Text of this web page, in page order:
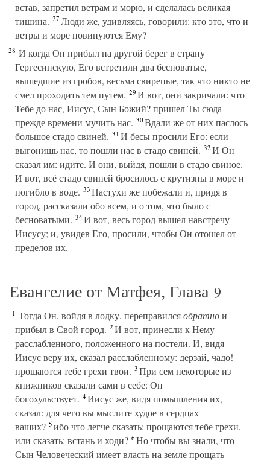
встав, запретил ветрам и морю, и сделалась великая
тишина. 27Люди же, удивляясь, говорили: кто это, что и
ветры и море повинуются Ему?
28 И когда Он прибыл на другой берег в страну
Гергесинскую, Его встретили два бесноватые,
вышедшие из гробов, весьма свирепые, так что никто не
смел проходить тем путем. 29И вот, они закричали: что
Тебе до нас, Иисус, Сын Божий? пришел Ты сюда
прежде времени мучить нас. 30Вдали же от них паслось
большое стадо свиней. 31И бесы просили Его: если
выгонишь нас, то пошли нас в стадо свиней. 32И Он
сказал им: идите. И они, выйдя, пошли в стадо свиное.
И вот, всё стадо свиней бросилось с крутизны в море и
погибло в воде. 33Пастухи же побежали и, придя в
город, рассказали обо всем, и о том, что было с
бесноватыми. 34И вот, весь город вышел навстречу
Иисусу; и, увидев Его, просили, чтобы Он отошел от
пределов их.
Евангелие от Матфея, Глава 9
1 Тогда Он, войдя в лодку, переправилсяобратнои
прибыл в Свой город. 2И вот, принесли к Нему
расслабленного, положенного на постели. И, видя
Иисус веру их, сказал расслабленному: дерзай, чадо!
прощаются тебе грехи твои. 3При сем некоторые из
книжников сказали сами в себе: Он
богохульствует. 4Иисус же, видя помышления их,
сказал: для чего вы мыслите худое в сердцах
ваших? 5ибо что легче сказать: прощаются тебе грехи,
или сказать: встань и ходи? 6Но чтобы вы знали, что
Сын Человеческий имеет власть на земле прощать